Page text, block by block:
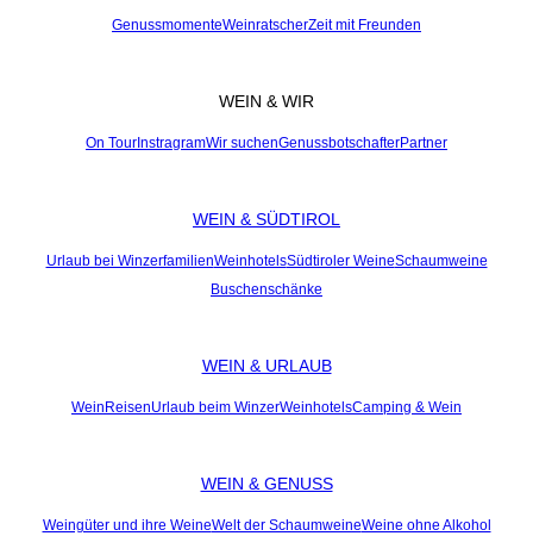
GenussmomenteWeinratscherZeit mit Freunden
WEIN & WIR
On Tour InstragramWir suchenGenussbotschafterPartner
WEIN & SÜDTIROL
Urlaub bei WinzerfamilienWeinhotelsSüdtiroler WeineSchaumweine
Buschenschänke
WEIN & URLAUB
WeinReisenUrlaub beim WinzerWeinhotelsCamping & Wein
WEIN & GENUSS
Weingüter und ihre WeineWelt der SchaumweineWeine ohne Alkohol